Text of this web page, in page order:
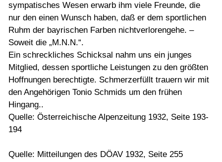
sympatisches Wesen erwarb ihm viele Freunde, die
nur den einen Wunsch haben, daß er dem sportlichen
Ruhm der bayrischen Farben nichtverlorengehe. –
Soweit die „M.N.N.“.
Ein schreckliches Schicksal nahm uns ein junges
Mitglied, dessen sportliche Leistungen zu den größten
Hoffnungen berechtigte. Schmerzerfüllt trauern wir mit
den Angehörigen Tonio Schmids um den frühen
Hingang..
Quelle: Österreichische Alpenzeitung 1932, Seite 193-
194
Quelle: Mitteilungen des DÖAV 1932, Seite 255